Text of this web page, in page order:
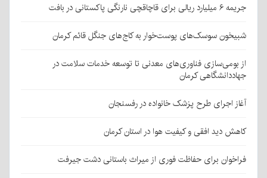
جریمه ۶ میلیارد ریالی برای قاچاقچی نارنگی پاکستانی در بافت
شبیخون سوسک‌های پوست‌خوار به کاج‌های جنگل قائم کرمان
از بومی‌سازی فناوری‌های معدنی تا توسعه خدمات سلامت در
جهاددانشگاهی کرمان
آغاز اجرای طرح پزشک خانواده در رفسنجان
کاهش دید افقی و کیفیت هوا در استان کرمان
فراخوان برای حفاظت فوری از میراث باستانی دشت جیرفت